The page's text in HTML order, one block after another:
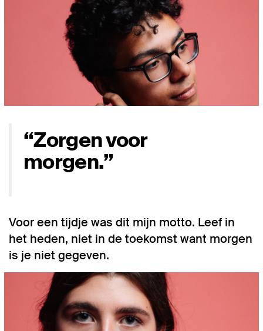
“Zorgen voor
morgen.”
Voor een tijdje was dit mijn motto. Leef in
het heden, niet in de toekomst want morgen
is je niet gegeven.